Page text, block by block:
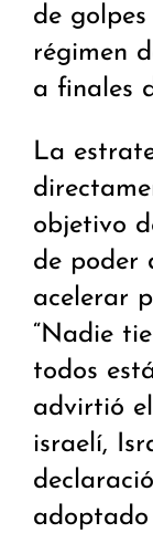
de
régimen
a finales
La
objetivo
de poder
acelerar
“Nadie
todos
advirtió
israelí,